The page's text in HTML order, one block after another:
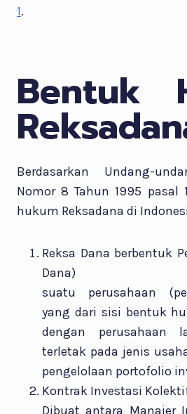
1.
Bentuk
Berdasarkan Undang-
Nomor 8 Tahun 1995 pasal
hukum Reksadana di
Reksa Dana berbentuk
Dana)
suatu perusahaan
yang dari sisi bentuk
dengan perusahaan
terletak pada jenis
pengelolaan portofolio
Kontrak Investasi
Dibuat antara Manajer